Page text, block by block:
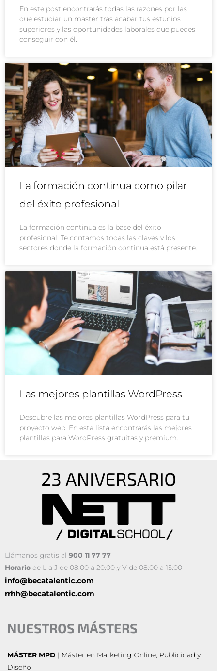
En este post encontrarás todas las razones por las
que estudiar un máster tras acabar tus estudios
superiores y las oportunidades laborales que puedes
conseguir con él.
La formación continua como pilar
del éxito profesional
La formación continua es la base del éxito
profesional. Te contamos todas las claves y los
sectores donde la formación continua está presente.
Las mejores plantillas WordPress
Descubre las mejores plantillas WordPress para tu
proyecto web. En esta lista encontrarás las mejores
plantillas para WordPress gratuitas y premium.
Llámanos gratis al 900 11 77 77
Horario de L a J de 08:00 a 20:00 y V de 08:00 a 15:00
info@becatalentic.com
rrhh@becatalentic.com
NUESTROS MÁSTERS
MÁSTER MPD | Máster en Marketing Online, Publicidad y
Diseño